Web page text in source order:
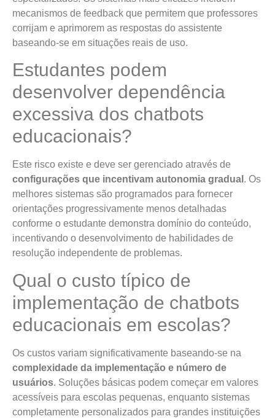
mecanismos de feedback que permitem que professores
corrijam e aprimorem as respostas do assistente
baseando-se em situações reais de uso.
Estudantes podem
desenvolver dependência
excessiva dos chatbots
educacionais?
Este risco existe e deve ser gerenciado através de
configurações que incentivam autonomia gradual . Os
melhores sistemas são programados para fornecer
orientações progressivamente menos detalhadas
conforme o estudante demonstra domínio do conteúdo,
incentivando o desenvolvimento de habilidades de
resolução independente de problemas.
Qual o custo típico de
implementação de chatbots
educacionais em escolas?
Os custos variam significativamente baseando-se na
complexidade da implementação e número de
usuários. Soluções básicas podem começar em valores
acessíveis para escolas pequenas, enquanto sistemas
completamente personalizados para grandes instituições